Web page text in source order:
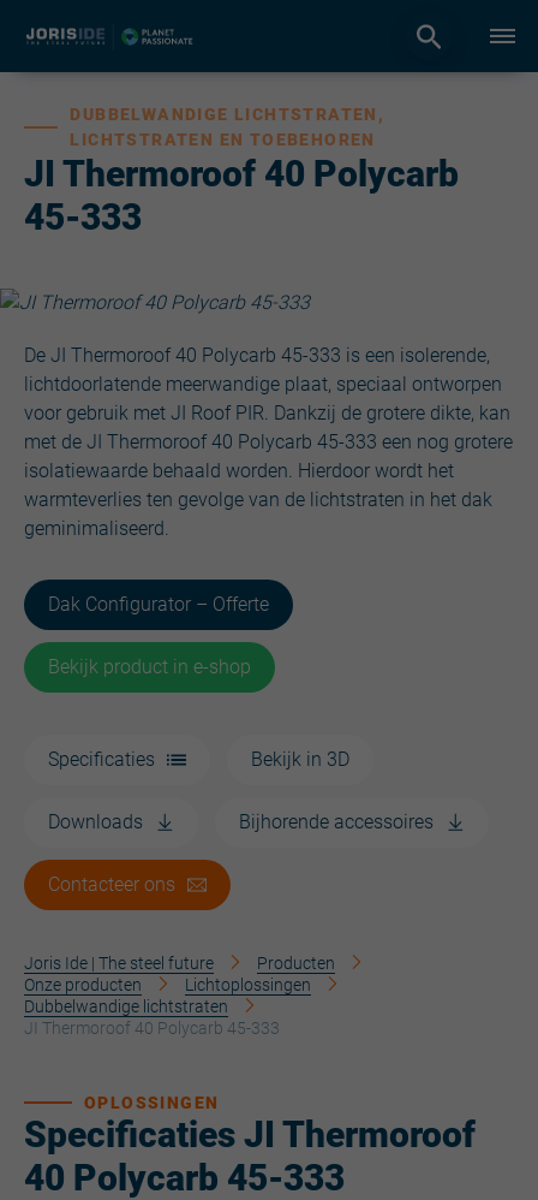
JI Thermoroof 40 Polycarb
45-333
DUBBELWANDIGE LICHTSTRATEN,
LICHTSTRATEN EN TOEBEHOREN
De JI Thermoroof 40 Polycarb 45-333 is een isolerende,
lichtdoorlatende meerwandige plaat, speciaal ontworpen
voor gebruik met JI Roof PIR. Dankzij de grotere dikte, kan
met de JI Thermoroof 40 Polycarb 45-333 een nog grotere
isolatiewaarde behaald worden. Hierdoor wordt het
warmteverlies ten gevolge van de lichtstraten in het dak
geminimaliseerd.
Dak Configurator – Offerte
Bekijk product in e-shop
Specificaties Bekijk in 3D
Downloads Bijhorende accessoires
Contacteer ons
Joris Ide | The steel future
Producten
Onze producten
Lichtoplossingen
Dubbelwandige lichtstraten
JI Thermoroof 40 Polycarb 45-333
Specificaties JI Thermoroof
40 Polycarb 45-333
OPLOSSINGEN